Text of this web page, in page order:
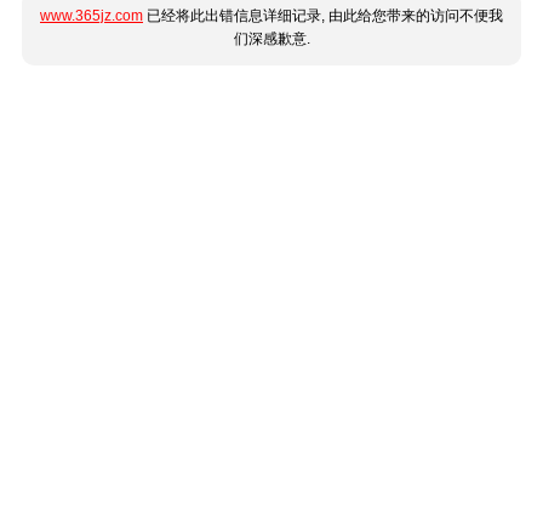
www.365jz.com 已经将此出错信息详细记录, 由此给您带来的访问不便我
们深感歉意.